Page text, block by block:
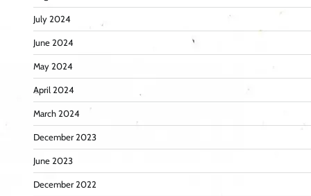
July 2024
June 2024
May 2024
April 2024
March 2024
December 2023
June 2023
December 2022